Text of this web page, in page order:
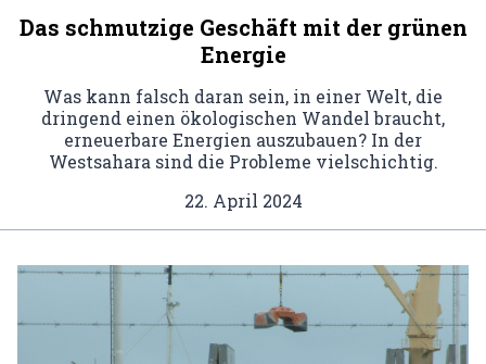
Das schmutzige Geschäft mit der grünen
Energie
Was kann falsch daran sein, in einer Welt, die
dringend einen ökologischen Wandel braucht,
erneuerbare Energien auszubauen? In der
Westsahara sind die Probleme vielschichtig.
22. April 2024